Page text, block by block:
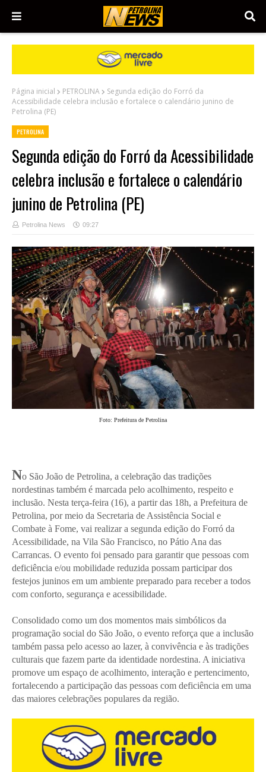
Página inicial PETROLINA
Segunda edição do Forró da
Acessibilidade celebra inclusão e fortalece o calendário junino de
Petrolina (PE)
PETROLINA
Segunda edição do Forró da Acessibilidade
celebra inclusão e fortalece o calendário
junino de Petrolina (PE)
Petrolina News 09:27
Foto: Prefeitura de Petrolina
No São João de Petrolina, a celebração das tradições
nordestinas também é marcada pelo acolhimento, respeito e
inclusão. Nesta terça-feira (16), a partir das 18h, a Prefeitura de
Petrolina, por meio da Secretaria de Assistência Social e
Combate à Fome, vai realizar a segunda edição do Forró da
Acessibilidade, na Vila São Francisco, no Pátio Ana das
Carrancas. O evento foi pensado para garantir que pessoas com
deficiência e/ou mobilidade reduzida possam participar dos
festejos juninos em um ambiente preparado para receber a todos
com conforto, segurança e acessibilidade.
Consolidado como um dos momentos mais simbólicos da
programação social do São João, o evento reforça que a inclusão
também passa pelo acesso ao lazer, à convivência e às tradições
culturais que fazem parte da identidade nordestina. A iniciativa
promove um espaço de acolhimento, interação e pertencimento,
fortalecendo a participação das pessoas com deficiência em uma
das maiores celebrações populares da região.